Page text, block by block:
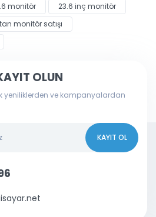
monitör
23.6 inç monitör
monitör satışı
OLUN
yeniliklerden ve kampanyalardan
KAYIT OL